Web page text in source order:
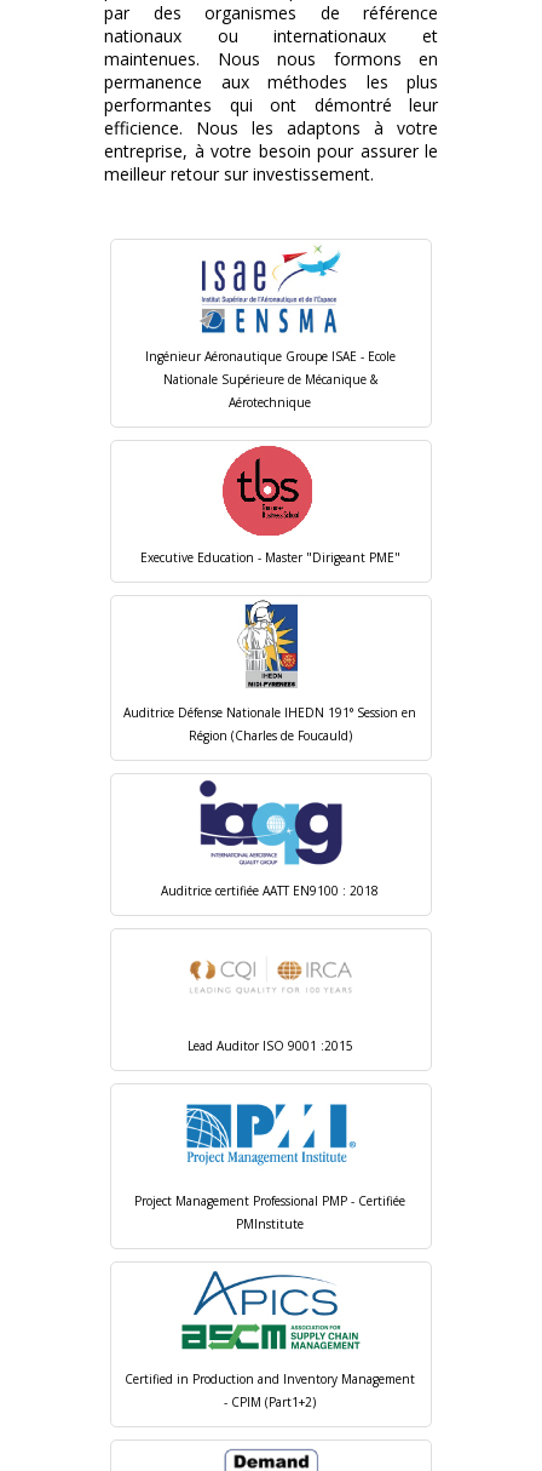
par des organismes de référence
nationaux ou internationaux et
maintenues. Nous nous formons en
permanence aux méthodes les plus
performantes qui ont démontré leur
efficience. Nous les adaptons à votre
entreprise, à votre besoin pour assurer le
meilleur retour sur investissement.
Ingénieur Aéronautique Groupe ISAE - Ecole
Nationale Supérieure de Mécanique &
Aérotechnique
Executive Education - Master "Dirigeant PME"
Auditrice Défense Nationale IHEDN 191° Session en
Région (Charles de Foucauld)
Auditrice certifiée AATT EN9100 : 2018
Lead Auditor ISO 9001 :2015
Project Management Professional PMP - Certifiée
PMInstitute
Certified in Production and Inventory Management
- CPIM (Part1+2)